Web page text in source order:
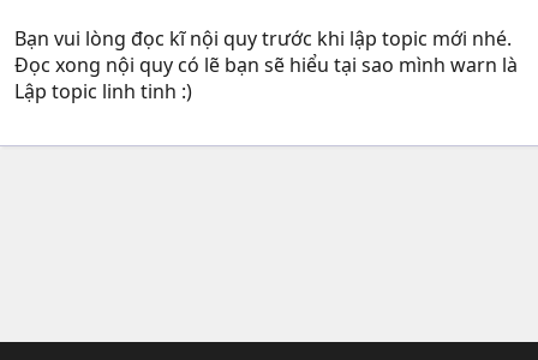
Bạn vui lòng đọc kĩ nội quy trước khi lập topic mới nhé.
Đọc xong nội quy có lẽ bạn sẽ hiểu tại sao mình warn là
Lập topic linh tinh :)